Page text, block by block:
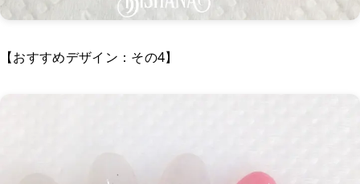
【おすすめデザイン：その4】